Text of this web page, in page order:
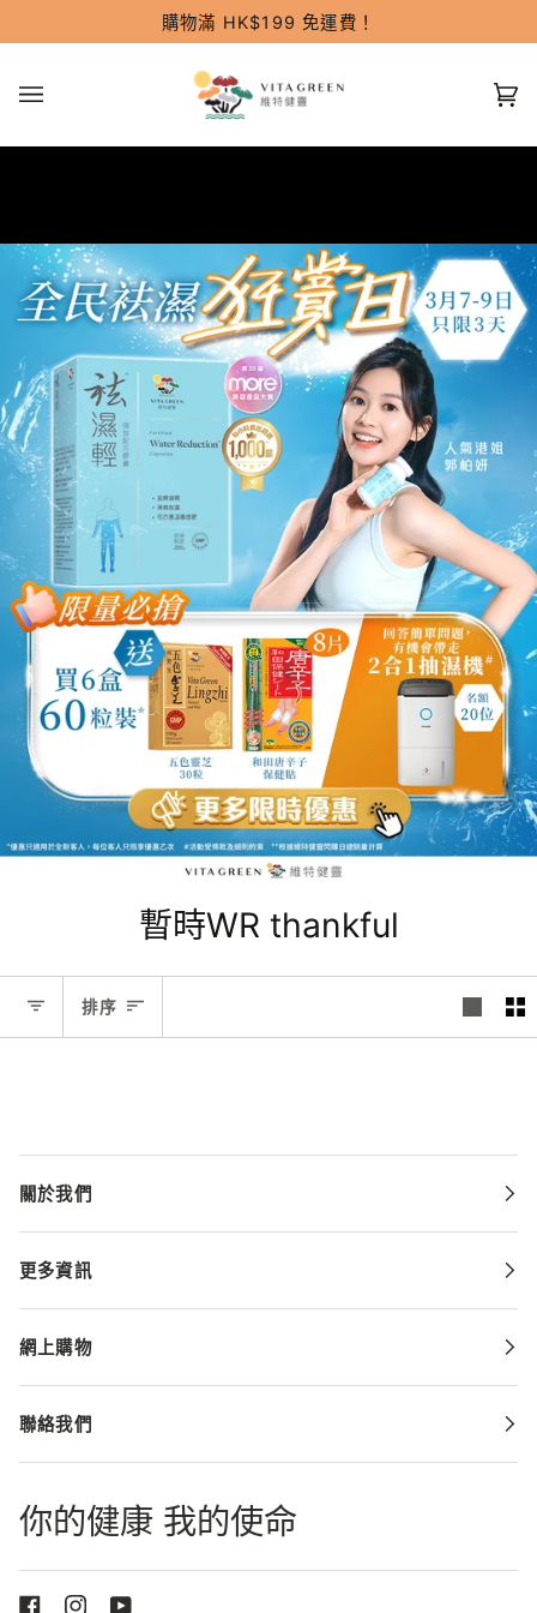
過
購物滿 HK$199 免運費！
暫時WR thankful
排
序
排序
關於我們
更多資訊
網上購物
聯絡我們
你的健康 我的使命